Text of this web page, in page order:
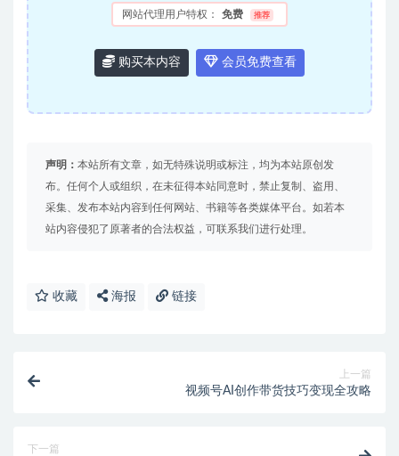
网站代理用户特权： 免费 推荐
购买本内容 会员免费查看
声明： 本站所有文章，如无特殊说明或标注，均为本站原创发
布。任何个人或组织，在未征得本站同意时，禁止复制、盗用、
采集、发布本站内容到任何网站、书籍等各类媒体平台。如若本
站内容侵犯了原著者的合法权益，可联系我们进行处理。
收藏 海报 链接
上一篇
视频号AI创作带货技巧变现全攻略
下一篇